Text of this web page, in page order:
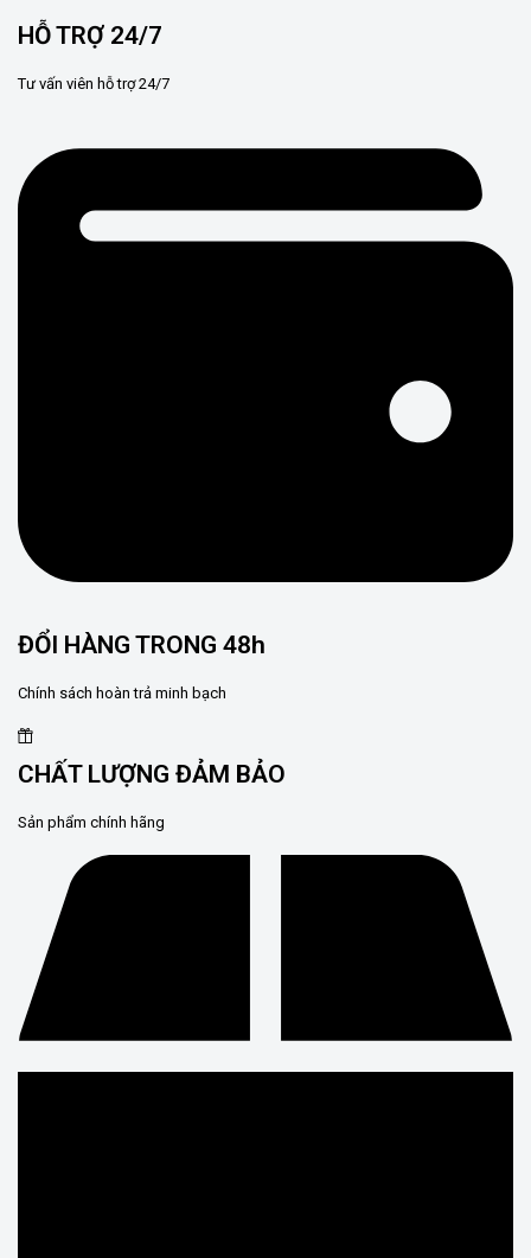
HỖ TRỢ 24/7
Tư vấn viên hỗ trợ 24/7
ĐỔI HÀNG TRONG 48h
Chính sách hoàn trả minh bạch
CHẤT LƯỢNG ĐẢM BẢO
Sản phẩm chính hãng